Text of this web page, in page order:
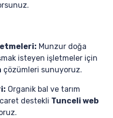
Munzur doğa
isteyen işletmeler için
çözümleri sunuyoruz.
Organik bal ve tarım
destekli Tunceli web